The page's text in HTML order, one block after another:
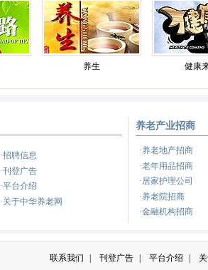
养生 健康
健康
·招聘信息
·刊登广告
·平台介绍
·关于中华养老网
养老产业招商
·养老地产招商
·老年用品招商
·居家护理公司
·养老院招商
·金融机构招商
联系我们 刊登广告 平台介绍